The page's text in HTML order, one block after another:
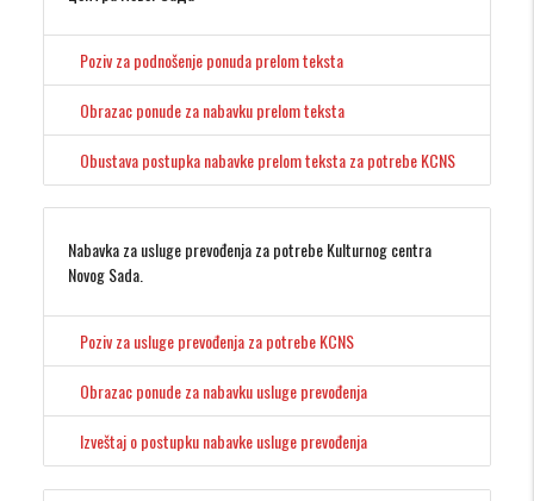
Poziv za podnošenje ponuda prelom teksta
Obrazac ponude za nabavku prelom teksta
Obustava postupka nabavke prelom teksta za potrebe KCNS
Nabavka za usluge prevođenja za potrebe Kulturnog centra
Novog Sada.
Poziv za usluge prevođenja za potrebe KCNS
Obrazac ponude za nabavku usluge prevođenja
Izveštaj o postupku nabavke usluge prevođenja